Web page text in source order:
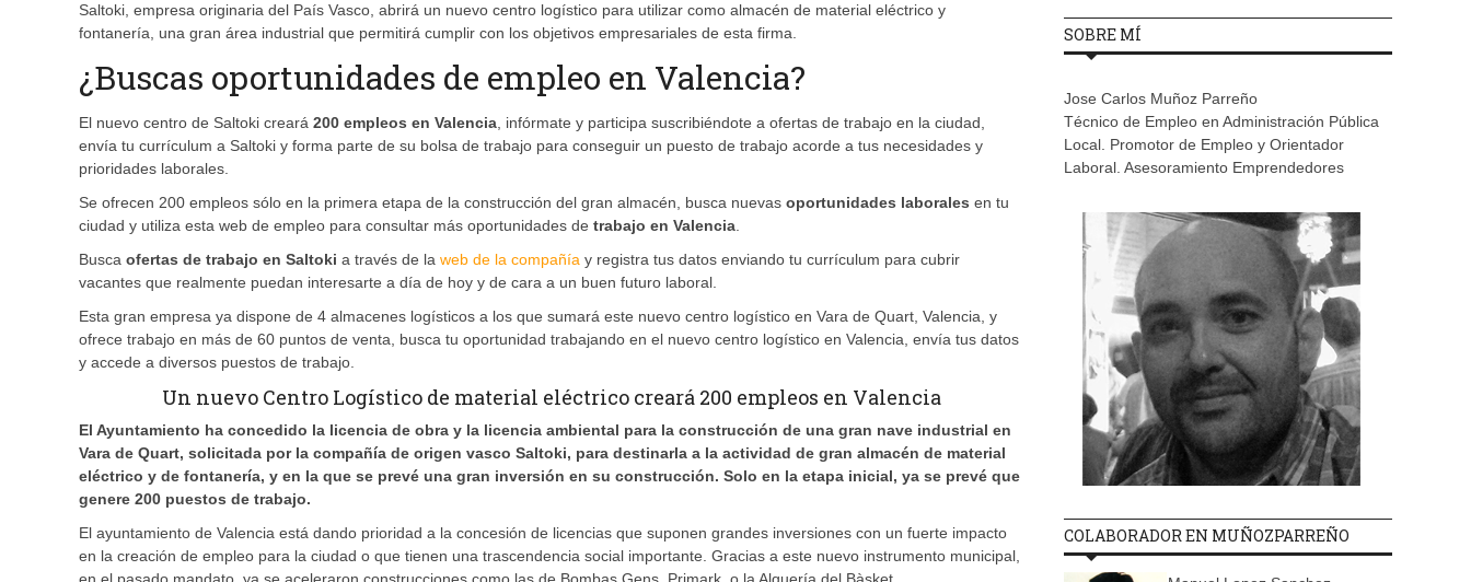
Saltoki, empresa originaria del País Vasco, abrirá un nuevo centro logístico para utilizar como almacén de material eléctrico y
fontanería, una gran área industrial que permitirá cumplir con los objetivos empresariales de esta firma.
¿Buscas oportunidades de empleo en Valencia?
El nuevo centro de Saltoki creará 200 empleos en Valencia, infórmate y participa suscribiéndote a ofertas de trabajo en la ciudad,
envía tu currículum a Saltoki y forma parte de su bolsa de trabajo para conseguir un puesto de trabajo acorde a tus necesidades y
prioridades laborales.
Se ofrecen 200 empleos sólo en la primera etapa de la construcción del gran almacén, busca nuevas oportunidades laborales en tu
ciudad y utiliza esta web de empleo para consultar más oportunidades de trabajo en Valencia.
Busca ofertas de trabajo en Saltoki a través de la web de la compañía y registra tus datos enviando tu currículum para cubrir
vacantes que realmente puedan interesarte a día de hoy y de cara a un buen futuro laboral.
Esta gran empresa ya dispone de 4 almacenes logísticos a los que sumará este nuevo centro logístico en Vara de Quart, Valencia, y
ofrece trabajo en más de 60 puntos de venta, busca tu oportunidad trabajando en el nuevo centro logístico en Valencia, envía tus datos
y accede a diversos puestos de trabajo.
Un nuevo Centro Logístico de material eléctrico creará 200 empleos en Valencia
El Ayuntamiento ha concedido la licencia de obra y la licencia ambiental para la construcción de una gran nave industrial en
Vara de Quart, solicitada por la compañía de origen vasco Saltoki, para destinarla a la actividad de gran almacén de material
eléctrico y de fontanería, y en la que se prevé una gran inversión en su construcción. Solo en la etapa inicial, ya se prevé que
genere 200 puestos de trabajo.
El ayuntamiento de Valencia está dando prioridad a la concesión de licencias que suponen grandes inversiones con un fuerte impacto
en la creación de empleo para la ciudad o que tienen una trascendencia social importante. Gracias a este nuevo instrumento municipal,
SOBRE MÍ
Jose Carlos Muñoz Parreño
Técnico de Empleo en Administración Pública
Local. Promotor de Empleo y Orientador
Laboral. Asesoramiento Emprendedores
COLABORADOR EN MUÑOZPARREÑO